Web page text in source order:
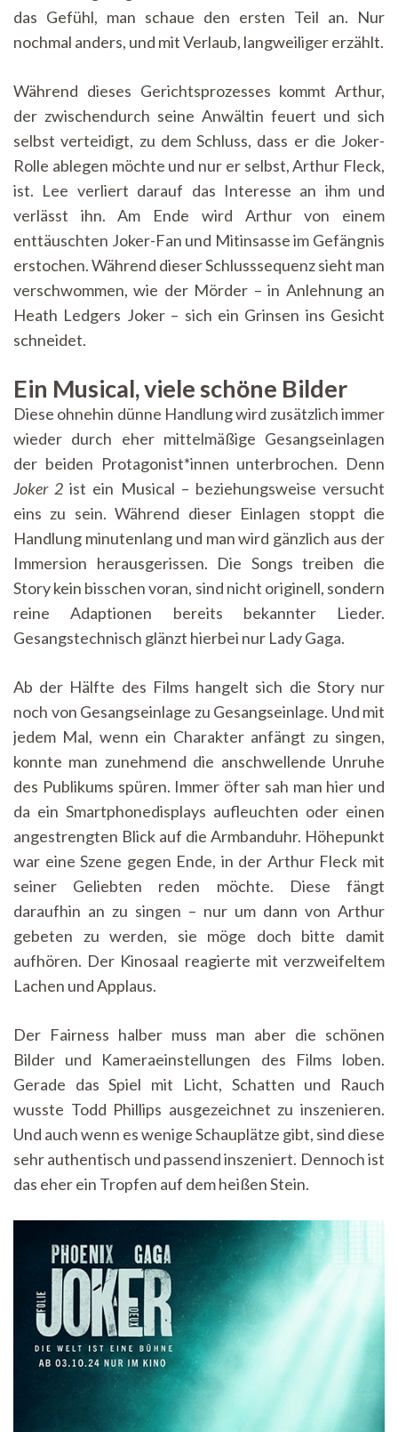
das Gefühl, man schaue den ersten Teil an. Nur
nochmal anders, und mit Verlaub, langweiliger erzählt.
Während dieses Gerichtsprozesses kommt Arthur,
der zwischendurch seine Anwältin feuert und sich
selbst verteidigt, zu dem Schluss, dass er die Joker-
Rolle ablegen möchte und nur er selbst, Arthur Fleck,
ist. Lee verliert darauf das Interesse an ihm und
verlässt ihn. Am Ende wird Arthur von einem
enttäuschten Joker-Fan und Mitinsasse im Gefängnis
erstochen. Während dieser Schlusssequenz sieht man
verschwommen, wie der Mörder – in Anlehnung an
Heath Ledgers Joker – sich ein Grinsen ins Gesicht
schneidet.
Ein Musical, viele schöne Bilder
Diese ohnehin dünne Handlung wird zusätzlich immer
wieder durch eher mittelmäßige Gesangseinlagen
der beiden Protagonist*innen unterbrochen. Denn
Joker 2 ist ein Musical – beziehungsweise versucht
eins zu sein. Während dieser Einlagen stoppt die
Handlung minutenlang und man wird gänzlich aus der
Immersion herausgerissen. Die Songs treiben die
Story kein bisschen voran, sind nicht originell, sondern
reine Adaptionen bereits bekannter Lieder.
Gesangstechnisch glänzt hierbei nur Lady Gaga.
Ab der Hälfte des Films hangelt sich die Story nur
noch von Gesangseinlage zu Gesangseinlage. Und mit
jedem Mal, wenn ein Charakter anfängt zu singen,
konnte man zunehmend die anschwellende Unruhe
des Publikums spüren. Immer öfter sah man hier und
da ein Smartphonedisplays aufleuchten oder einen
angestrengten Blick auf die Armbanduhr. Höhepunkt
war eine Szene gegen Ende, in der Arthur Fleck mit
seiner Geliebten reden möchte. Diese fängt
daraufhin an zu singen – nur um dann von Arthur
gebeten zu werden, sie möge doch bitte damit
aufhören. Der Kinosaal reagierte mit verzweifeltem
Lachen und Applaus.
Der Fairness halber muss man aber die schönen
Bilder und Kameraeinstellungen des Films loben.
Gerade das Spiel mit Licht, Schatten und Rauch
wusste Todd Phillips ausgezeichnet zu inszenieren.
Und auch wenn es wenige Schauplätze gibt, sind diese
sehr authentisch und passend inszeniert. Dennoch ist
das eher ein Tropfen auf dem heißen Stein.